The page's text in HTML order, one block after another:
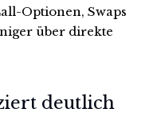
Optionen, Swaps
über direkte
deutlich